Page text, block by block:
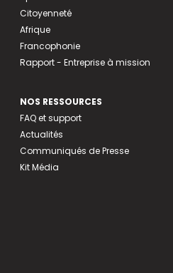
Citoyenneté
Afrique
Francophonie
Rapport - Entreprise à mission
NOS RESSOURCES
FAQ et support
Actualités
Communiqués de Presse
Kit Média